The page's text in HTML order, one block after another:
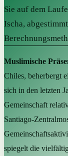
Sie auf dem
Ischa,
Muslimische
Chiles, beherbergt
sich in den letzten
Gemeinschaft
Santiago-
spiegelt die